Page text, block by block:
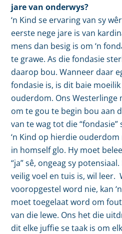
jare van onderwys?
‘n Kind se ervaring van sy
eerste nege jare is van
mens dan besig is om ‘n
te grawe. As die fondasie
daarop bou. Wanneer daar
fondasie is, is dit baie
ouderdom. Ons Westerlinge
om te gou te begin bou aan
van te wag tot die “fondasie”
‘n Kind op hierdie
in homself glo. Hy moet
“ja” sê, ongeag sy
veilig voel en tuis is, wil leer.
vooropgestel word nie, kan
moet toegelaat word om
van die lewe. Ons het die
dit elke juffie se taak is om